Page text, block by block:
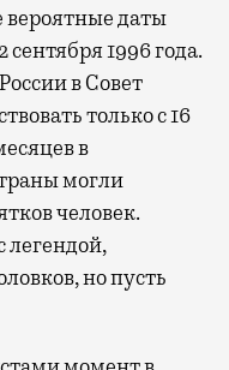
вероятные даты
1996 года.
в Совет
только с 16
в
могли
человек.
легендой,
но пусть